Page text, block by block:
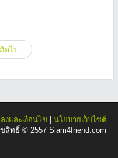
ไป..
งและเงื่อนไข
นโยบายเว็บไซต์
สิทธิ์ © 2557 Siam4friend.com